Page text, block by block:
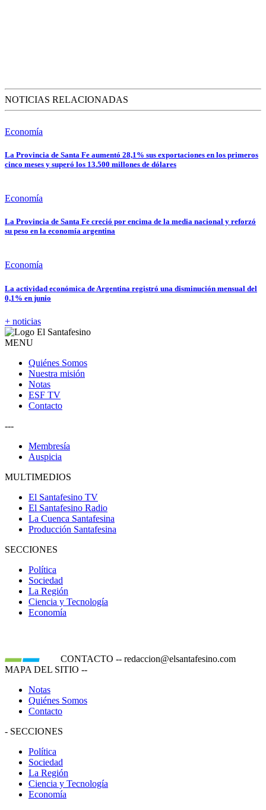
NOTICIAS RELACIONADAS
Economía
La Provincia de Santa Fe aumentó 28,1% sus exportaciones en los primeros
cinco meses y superó los 13.500 millones de dólares
Economía
La Provincia de Santa Fe creció por encima de la media nacional y reforzó
su peso en la economía argentina
Economía
La actividad económica de Argentina registró una disminución mensual del
0,1% en junio
+ noticias
MENU
Quiénes Somos
Nuestra misión
Notas
ESF TV
Contacto
---
Membresía
Auspicia
MULTIMEDIOS
El Santafesino TV
El Santafesino Radio
La Cuenca Santafesina
Producción Santafesina
SECCIONES
Política
Sociedad
La Región
Ciencia y Tecnología
Economía
CONTACTO -- redaccion@elsantafesino.com
MAPA DEL SITIO --
Notas
Quiénes Somos
Contacto
- SECCIONES
Política
Sociedad
La Región
Ciencia y Tecnología
Economía